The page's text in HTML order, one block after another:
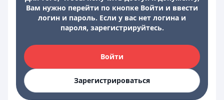
Вам нужно перейти по кнопке Войти и ввести
логин и пароль. Если у вас нет логина и
пароля, зарегистрируйтесь.
Войти
Зарегистрироваться